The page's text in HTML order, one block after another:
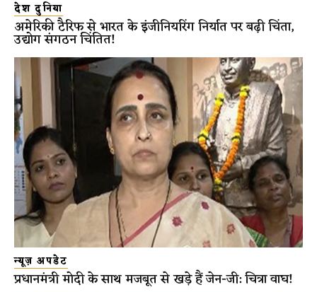
देश दुनिया
अमेरिकी टैरिफ से भारत के इंजीनियरिंग निर्यात पर बढ़ी चिंता,
उद्योग संगठन चिंतित!
न्यूज़ अपडेट
प्रधानमंत्री मोदी के साथ मजबूत से खड़े हैं जेन-जी: चित्रा वाघ!